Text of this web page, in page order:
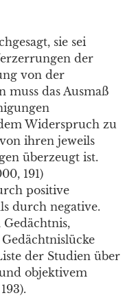
sie sei
der
von der
muss das Ausmaß
Widerspruch zu
ihren jeweils
überzeugt ist.
191)
positive
durch negative.
der Studien über
objektivem